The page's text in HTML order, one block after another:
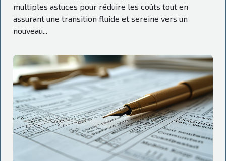
multiples astuces pour réduire les coûts tout en
assurant une transition fluide et sereine vers un
nouveau...